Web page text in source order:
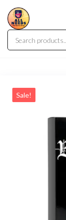
Sale!